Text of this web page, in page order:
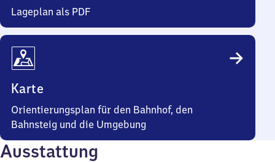
Lageplan als PDF
Karte
Orientierungsplan für den Bahnhof, den
Bahnsteig und die Umgebung
Ausstattung